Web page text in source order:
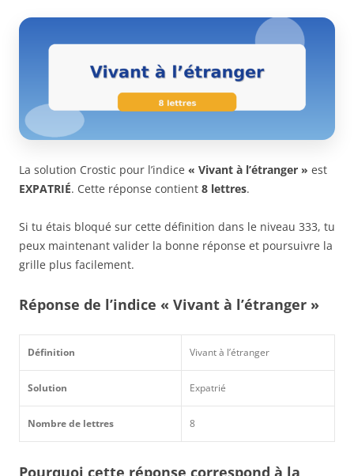
La solution Crostic pour l’indice « Vivant à l’étranger » est
EXPATRIÉ. Cette réponse contient 8 lettres.
Si tu étais bloqué sur cette définition dans le niveau 333, tu
peux maintenant valider la bonne réponse et poursuivre la
grille plus facilement.
Réponse de l’indice « Vivant à l’étranger »
Définition Vivant à l’étranger
Solution Expatrié
Nombre de lettres 8
Pourquoi cette réponse correspond à la